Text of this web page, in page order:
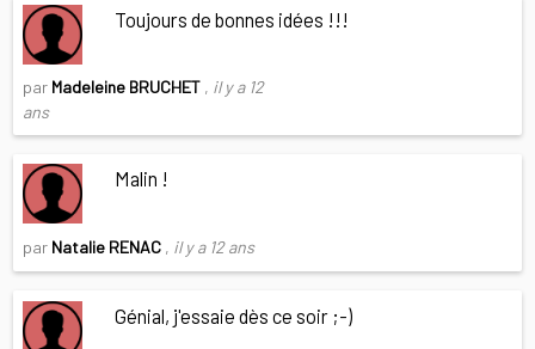
Toujours de bonnes idées !!!
par Madeleine BRUCHET , il y a 12
ans
Malin !
par Natalie RENAC , il y a 12 ans
Génial, j'essaie dès ce soir ;-)